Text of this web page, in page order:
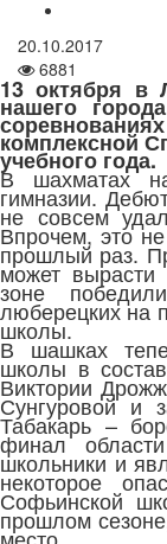
20.10.2017
6881
13 октября в
нашего
соревнованиях
комплексной
учебного года.
В шахматах
гимназии.
не совсем
Впрочем, это
прошлый раз.
может
зоне
люберецких на
школы.
В шашках
школы в
Виктории
Сунгуровой и
Табакарь –
финал
школьники и
некоторое
Софьинской
прошлом